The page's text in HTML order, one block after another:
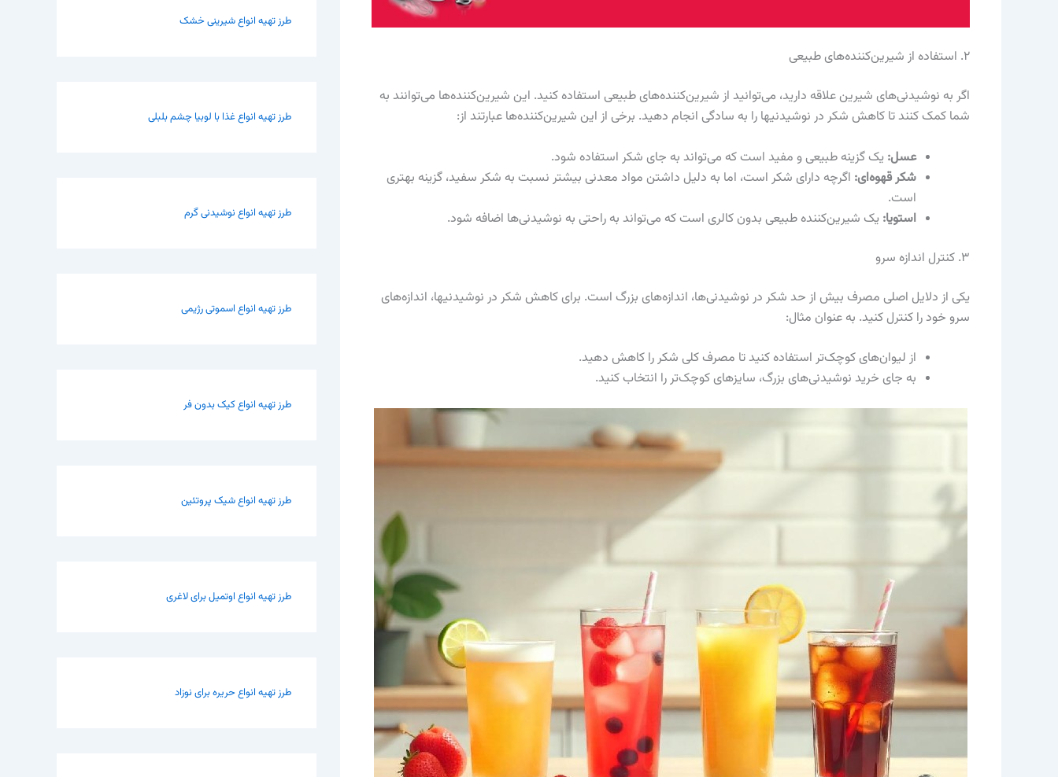
۲. استفاده از شیرین‌کننده‌های طبیعی
اگر به نوشیدنی‌های شیرین علاقه دارید، می‌توانید از شیرین‌کننده‌های طبیعی استفاده کنید. این شیرین‌کننده‌ها می‌توانند به
شما کمک کنند تا کاهش شکر در نوشیدنیها را به سادگی انجام دهید. برخی از این شیرین‌کننده‌ها عبارتند از:
عسل: یک گزینه طبیعی و مفید است که می‌تواند به جای شکر استفاده شود.
شکر قهوه‌ای: اگرچه دارای شکر است، اما به دلیل داشتن مواد معدنی بیشتر نسبت به شکر سفید، گزینه بهتری
است.
استویا: یک شیرین‌کننده طبیعی بدون کالری است که می‌تواند به راحتی به نوشیدنی‌ها اضافه شود.
۳. کنترل اندازه سرو
یکی از دلایل اصلی مصرف بیش از حد شکر در نوشیدنی‌ها، اندازه‌های بزرگ است. برای کاهش شکر در نوشیدنیها، اندازه‌های
سرو خود را کنترل کنید. به عنوان مثال:
از لیوان‌های کوچک‌تر استفاده کنید تا مصرف کلی شکر را کاهش دهید.
به جای خرید نوشیدنی‌های بزرگ، سایزهای کوچک‌تر را انتخاب کنید.
طرز تهیه انواع شیرینی خشک
طرز تهیه انواع غذا با لوبیا چشم بلبلی
طرز تهیه انواع نوشیدنی گرم
طرز تهیه انواع اسموتی رژیمی
طرز تهیه انواع کیک بدون فر
طرز تهیه انواع شیک پروتئین
طرز تهیه انواع اوتمیل برای لاغری
طرز تهیه انواع حریره برای نوزاد